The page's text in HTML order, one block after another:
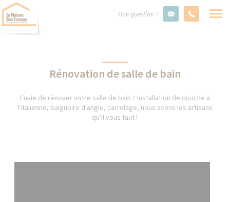
Une question ?
Rénovation de salle de bain
Envie de rénover votre salle de bain ? Installation de douche à
l'italienne, baignoire d'angle, carrelage, nous avons les artisans
qu'il vous faut !